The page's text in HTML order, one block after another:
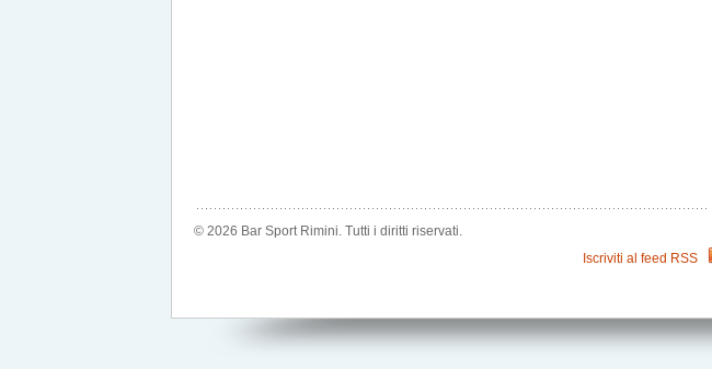
© 2026 Bar Sport Rimini. Tutti i diritti riservati.
Iscriviti al feed RSS